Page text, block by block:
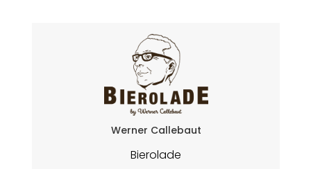
Werner Callebaut
Bierolade